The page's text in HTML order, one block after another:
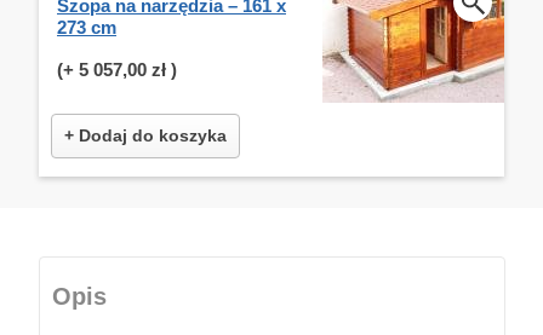
Szopa na narzędzia – 161 x
273 cm
(+ 5 057,00 zł )
+ Dodaj do koszyka
Opis